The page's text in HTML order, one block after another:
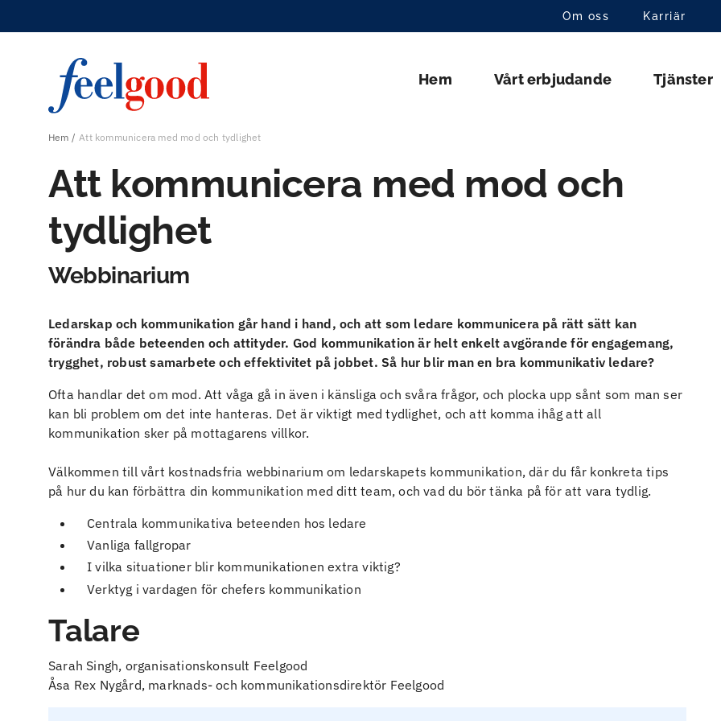
Om oss Karriär
Hem Vårt erbjudande Tjänster
Hem Att kommunicera med mod och tydlighet
Att kommunicera med mod och
tydlighet
Webbinarium
Ledarskap och kommunikation går hand i hand, och att som ledare kommunicera på rätt sätt kan
förändra både beteenden och attityder. God kommunikation är helt enkelt avgörande för engagemang,
trygghet, robust samarbete och effektivitet på jobbet. Så hur blir man en bra kommunikativ ledare?
Ofta handlar det om mod. Att våga gå in även i känsliga och svåra frågor, och plocka upp sånt som man ser
kan bli problem om det inte hanteras. Det är viktigt med tydlighet, och att komma ihåg att all
kommunikation sker på mottagarens villkor.
Välkommen till vårt kostnadsfria webbinarium om ledarskapets kommunikation, där du får konkreta tips
på hur du kan förbättra din kommunikation med ditt team, och vad du bör tänka på för att vara tydlig.
Centrala kommunikativa beteenden hos ledare
Vanliga fallgropar
I vilka situationer blir kommunikationen extra viktig?
Verktyg i vardagen för chefers kommunikation
Talare
Sarah Singh, organisationskonsult Feelgood
Åsa Rex Nygård, marknads- och kommunikationsdirektör Feelgood